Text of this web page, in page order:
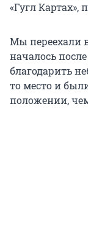
«Гугл Картах»,
Мы переехали в
началось
благодарить
то место и
положении,